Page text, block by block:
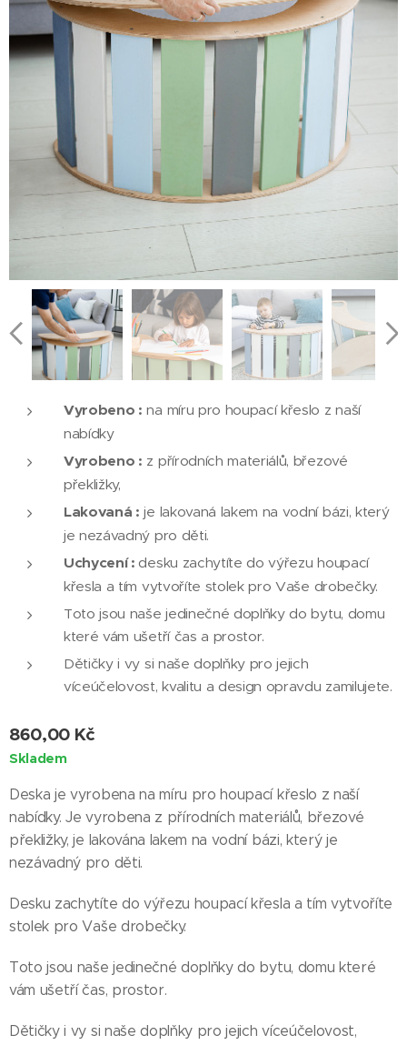
Vyrobeno : na míru pro houpací křeslo z naší
nabídky
Vyrobeno : z přírodních materiálů, březové
překližky,
Lakovaná : je lakovaná lakem na vodní bázi, který
je nezávadný pro děti.
Uchycení :desku zachytíte do výřezu houpací
křesla a tím vytvoříte stolek pro Vaše drobečky.
Toto jsou naše jedinečné doplňky do bytu, domu
které vám ušetří čas a prostor.
Dětičky i vy si naše doplňky pro jejich
víceúčelovost, kvalitu a design opravdu zamilujete.
860,00 Kč
Skladem
Deska je vyrobena na míru pro houpací křeslo z naší
nabídky. Je vyrobena z přírodních materiálů, březové
překližky, je lakována lakem na vodní bázi, který je
nezávadný pro děti.
Desku zachytíte do výřezu houpací křesla a tím vytvoříte
stolek pro Vaše drobečky.
Toto jsou naše jedinečné doplňky do bytu, domu které
vám ušetří čas, prostor.
Dětičky i vy si naše doplňky pro jejich víceúčelovost,